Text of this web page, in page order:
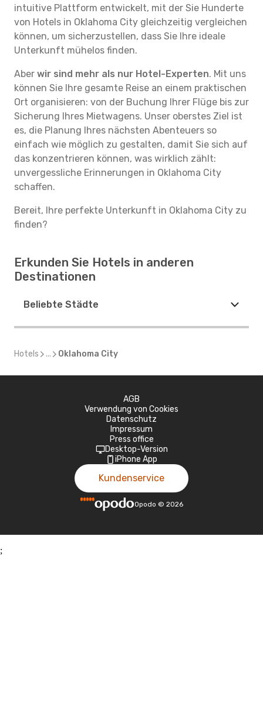
intuitive Plattform entwickelt, mit der Sie Hunderte
von Hotels in Oklahoma City gleichzeitig vergleichen
können, um sicherzustellen, dass Sie Ihre ideale
Unterkunft mühelos finden.
Aber wir sind mehr als nur Hotel-Experten. Mit uns
können Sie Ihre gesamte Reise an einem praktischen
Ort organisieren: von der Buchung Ihrer Flüge bis zur
Sicherung Ihres Mietwagens. Unser oberstes Ziel ist
es, die Planung Ihres nächsten Abenteuers so
einfach wie möglich zu gestalten, damit Sie sich auf
das konzentrieren können, was wirklich zählt:
unvergessliche Erinnerungen in Oklahoma City
schaffen.
Bereit, Ihre perfekte Unterkunft in Oklahoma City zu
finden?
Erkunden Sie Hotels in anderen
Destinationen
Beliebte Städte
Hotels ... Oklahoma City
AGB
Verwendung von Cookies
Datenschutz
Impressum
Press office
Desktop-Version
iPhone App
Kundenservice
Opodo © 2026
;